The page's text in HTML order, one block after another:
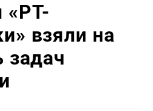
«РТ-
взяли на
задач